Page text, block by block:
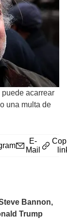
acarrear
una multa de
E-
Mail
Bannon,
Trump